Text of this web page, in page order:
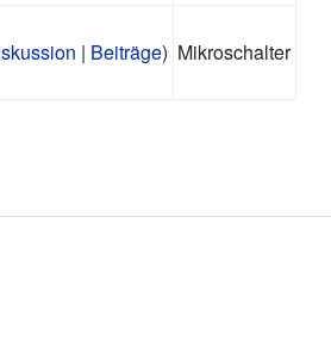
| Beiträge) Mikroschalter